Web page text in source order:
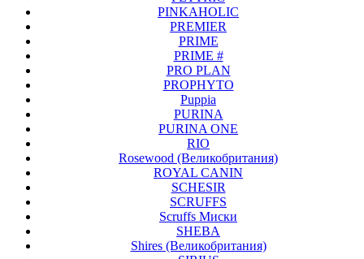
PINKAHOLIC
PREMIER
PRIME
PRIME #
PRO PLAN
PROPHYTO
Puppia
PURINA
PURINA ONE
RIO
Rosewood (Великобритания)
ROYAL CANIN
SCHESIR
SCRUFFS
Scruffs Миски
SHEBA
Shires (Великобритания)